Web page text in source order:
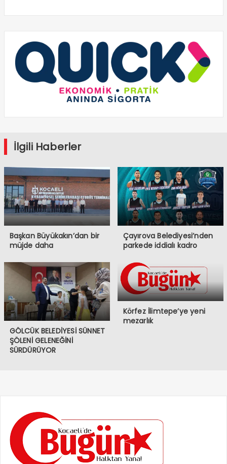
İlgili Haberler
Başkan Büyükakın’dan bir
müjde daha
Çayırova Belediyesi’nden
parkede iddialı kadro
GÖLCÜK BELEDİYESİ SÜNNET
ŞÖLENİ GELENEĞİNİ
SÜRDÜRÜYOR
Körfez İlimtepe’ye yeni
mezarlık